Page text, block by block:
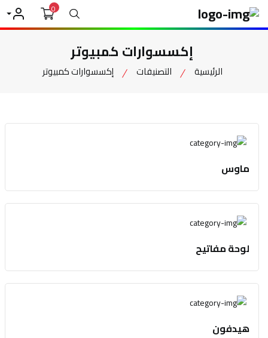
بحث0
حسابي
إكسسوارات كمبيوتر
الرئيسية التصنيفات إكسسوارات كمبيوتر
ماوس
لوحة مفاتيح
هيدفون